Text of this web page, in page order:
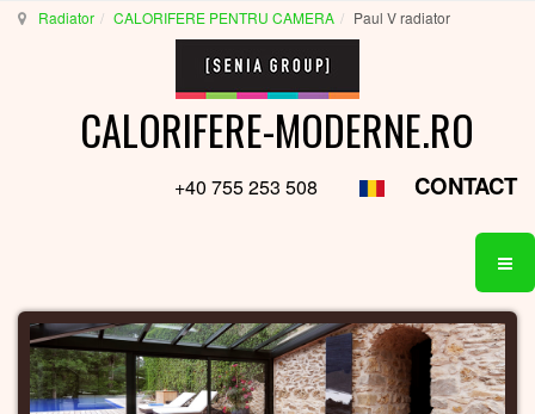
Radiator CALORIFERE PENTRU CAMERA Paul V radiator
CALORIFERE-MODERNE.RO
+40 755 253 508 CONTACT